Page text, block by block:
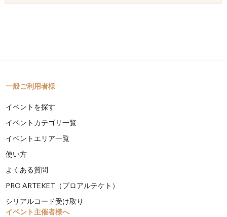
一般ご利用者様
イベントを探す
イベントカテゴリ一覧
イベントエリア一覧
使い方
よくある質問
PRO ARTEKET（プロアルテケト）
シリアルコード受け取り
イベント主催者様へ